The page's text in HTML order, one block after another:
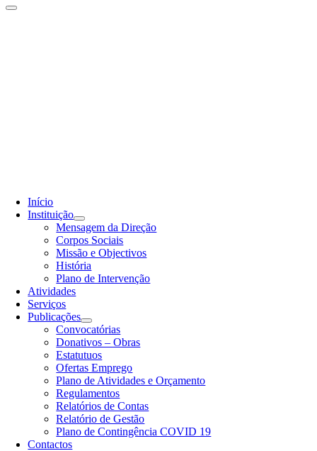
Início
Instituição
Mensagem da Direção
Corpos Sociais
Missão e Objectivos
História
Plano de Intervenção
Atividades
Serviços
Publicações
Convocatórias
Donativos – Obras
Estatutuos
Ofertas Emprego
Plano de Atividades e Orçamento
Regulamentos
Relatórios de Contas
Relatório de Gestão
Plano de Contingência COVID 19
Contactos